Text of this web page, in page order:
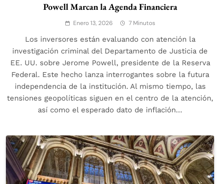
Powell Marcan la Agenda Financiera
Enero 13, 2026 7 Minutos
Los inversores están evaluando con atención la
investigación criminal del Departamento de Justicia de
EE. UU. sobre Jerome Powell, presidente de la Reserva
Federal. Este hecho lanza interrogantes sobre la futura
independencia de la institución. Al mismo tiempo, las
tensiones geopolíticas siguen en el centro de la atención,
así como el esperado dato de inflación…